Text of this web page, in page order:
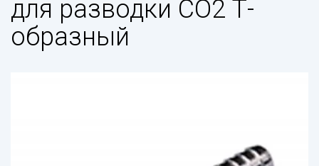
для разводки СО2 Т-
образный